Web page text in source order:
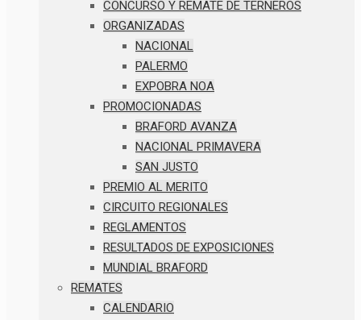
CONCURSO Y REMATE DE TERNEROS
ORGANIZADAS
NACIONAL
PALERMO
EXPOBRA NOA
PROMOCIONADAS
BRAFORD AVANZA
NACIONAL PRIMAVERA
SAN JUSTO
PREMIO AL MERITO
CIRCUITO REGIONALES
REGLAMENTOS
RESULTADOS DE EXPOSICIONES
MUNDIAL BRAFORD
REMATES
CALENDARIO